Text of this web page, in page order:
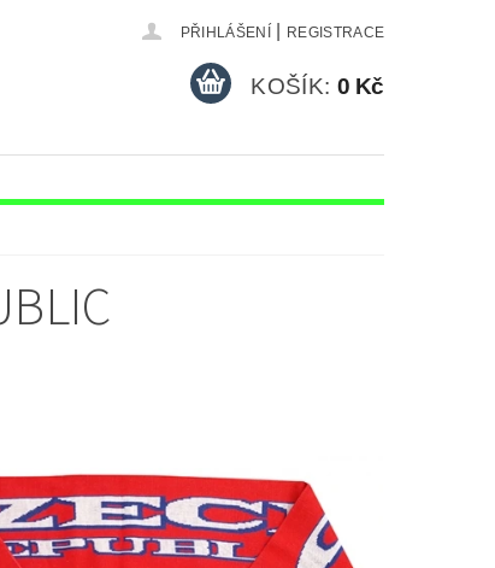
PŘIHLÁŠENÍ REGISTRACE
KOŠÍK: 0 Kč